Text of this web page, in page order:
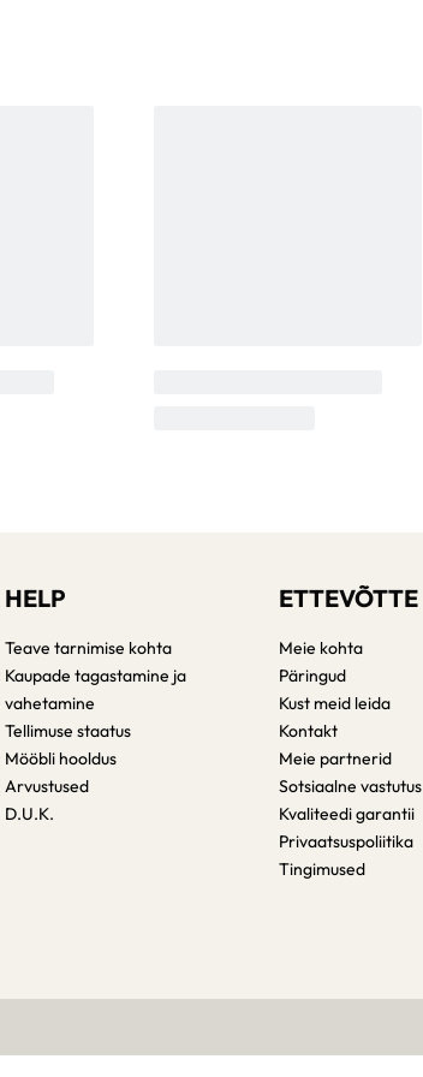
HELP
Teave tarnimise kohta
Kaupade tagastamine ja
vahetamine
Tellimuse staatus
Mööbli hooldus
Arvustused
D.U.K.
ETTEVÕTTE
Meie kohta
Päringud
Kust meid leida
Kontakt
Meie partnerid
Sotsiaalne vastutus
Kvaliteedi garantii
Privaatsuspoliitika
Tingimused